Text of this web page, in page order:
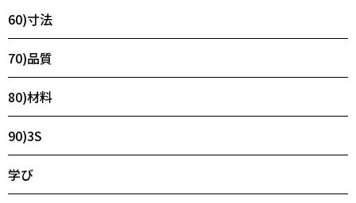
60)寸法
70)品質
80)材料
90)3S
学び